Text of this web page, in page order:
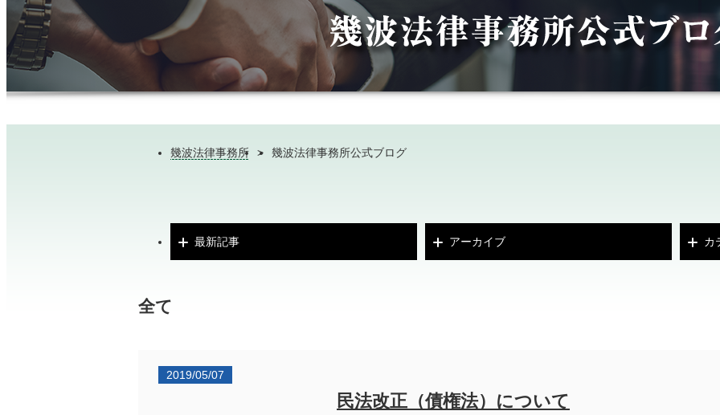
幾波法律事務所 > 幾波法律事務所公式ブログ
最新記事 アーカイブ カ
全て
2019/05/07
民法改正（債権法）について